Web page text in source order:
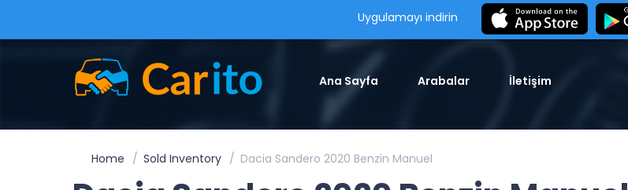
Uygulamayı indirin
Ana Sayfa Arabalar İletişim
Home Sold Inventory Dacia Sandero 2020 Benzin Manuel